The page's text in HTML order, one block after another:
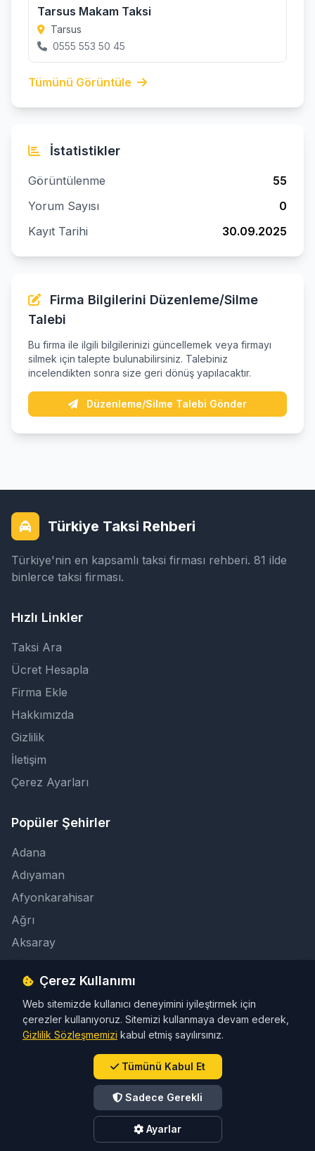
Tarsus Makam Taksi
Tarsus
0555 553 50 45
Tümünü Görüntüle
İstatistikler
Görüntülenme
55
Yorum Sayısı
0
Kayıt Tarihi
30.09.2025
Firma Bilgilerini Düzenleme/Silme
Talebi
Bu firma ile ilgili bilgilerinizi güncellemek veya firmayı
silmek için talepte bulunabilirsiniz. Talebiniz
incelendikten sonra size geri dönüş yapılacaktır.
Düzenleme/Silme Talebi Gönder
Türkiye Taksi Rehberi
Türkiye'nin en kapsamlı taksi firması rehberi. 81 ilde
binlerce taksi firması.
Hızlı Linkler
Taksi Ara
Ücret Hesapla
Firma Ekle
Hakkımızda
Gizlilik
İletişim
Çerez Ayarları
Popüler Şehirler
Adana
Adıyaman
Afyonkarahisar
Ağrı
Aksaray
İletişim
info@taksicibul.com
İletişim Butonu
© 2026 Türkiye Taksi Rehberi. Tüm hakları saklıdır.
Çerez Kullanımı
Web sitemizde kullanıcı deneyimini iyileştirmek için
çerezler kullanıyoruz. Sitemizi kullanmaya devam ederek,
Gizlilik Sözleşmemizi kabul etmiş sayılırsınız.
Tümünü Kabul Et
Sadece Gerekli
Ayarlar